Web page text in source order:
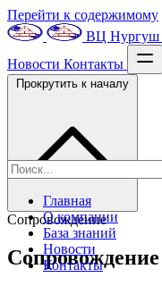
Перейти к содержимому
ВЦ Нургуш
Новости Контакты
Главная
О компании
База знаний
Новости
Контакты
Прокрутить к началу
Сопровождение
Сопровождение